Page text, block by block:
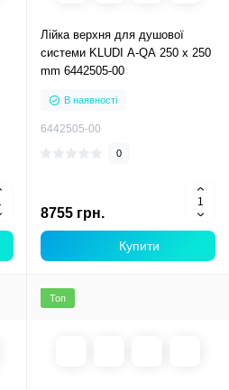
Лійка верхня для душової
системи KLUDI A-QA 250 х 250
mm 6442505-00
В наявності
6442505-00
0
8755 грн.
Купити
Топ